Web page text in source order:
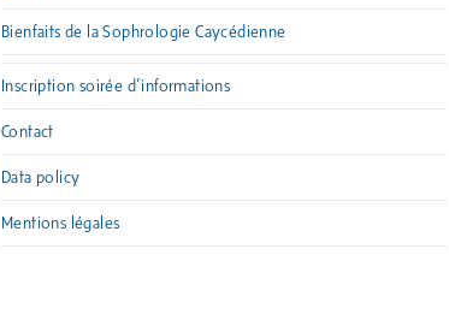
Bienfaits de la Sophrologie Caycédienne
Inscription soirée d’informations
Contact
Data policy
Mentions légales